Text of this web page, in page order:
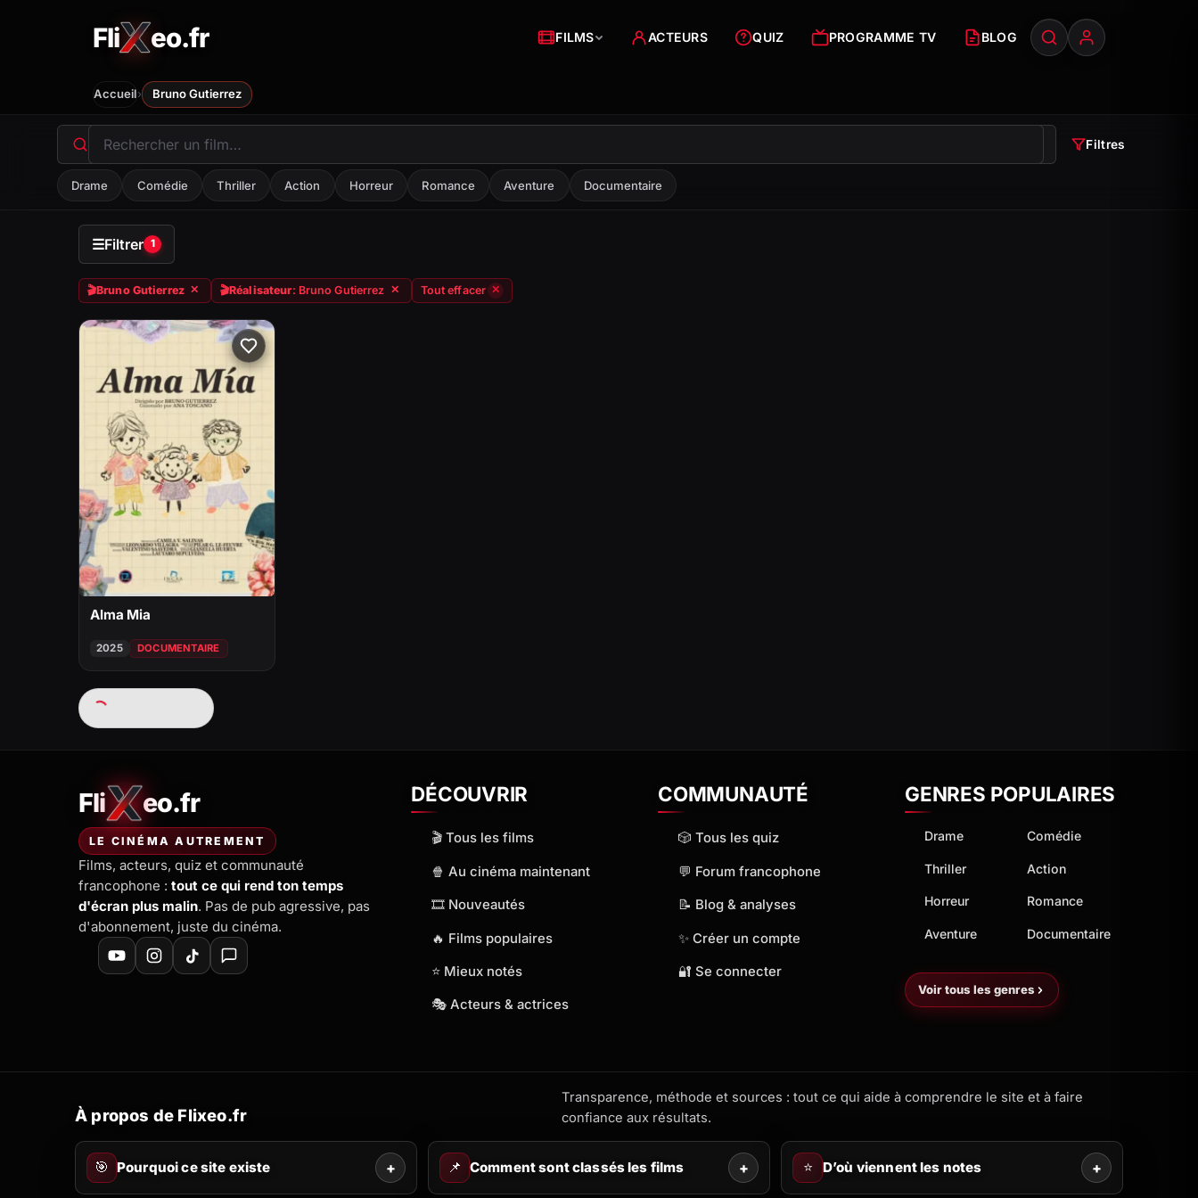
Fli eo.fr
FliXeo.fr
Accueil
FILMS ACTEURS QUIZ PROGRAMME TV BLOG
Accueil› Bruno Gutierrez
Filtres
Drame Comédie Thriller Action Horreur Romance Aventure Documentaire
☰Filtrer 1
🎬Bruno Gutierrez ✕ 🎬Réalisateur: Bruno Gutierrez ✕ Tout effacer ✕
Alma Mia
2025 DOCUMENTAIRE
Fli eo.fr
FliXeo.fr
—
Accueil
LE CINÉMA AUTREMENT
Films, acteurs, quiz et communauté
francophone : tout ce qui rend ton temps
d'écran plus malin. Pas de pub agressive, pas
d'abonnement, juste du cinéma.
DÉCOUVRIR
🎬 Tous les films
🍿 Au cinéma maintenant
🎞️ Nouveautés
🔥 Films populaires
⭐ Mieux notés
🎭 Acteurs & actrices
COMMUNAUTÉ
🎲 Tous les quiz
💬 Forum francophone
📝 Blog & analyses
✨ Créer un compte
🔐 Se connecter
GENRES POPULAIRES
Drame Comédie
Thriller Action
Horreur Romance
Aventure Documentaire
Voir tous les genres
À propos de Flixeo.fr
Transparence, méthode et sources : tout ce qui aide à comprendre le site et à faire
confiance aux résultats.
🎯 Pourquoi ce site existe + 📌 Comment sont classés les films + ⭐ D’où viennent les notes +